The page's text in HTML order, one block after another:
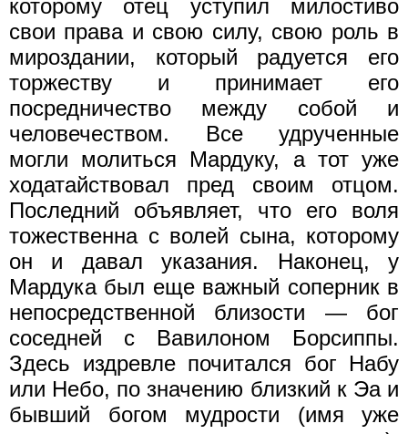
которому отец уступил милостиво
свои права и свою силу, свою роль в
мироздании, который радуется его
торжеству и принимает его
посредничество между собой и
человечеством. Все удрученные
могли молиться Мардуку, а тот уже
ходатайствовал пред своим отцом.
Последний объявляет, что его воля
тожественна с волей сына, которому
он и давал указания. Наконец, у
Мардука был еще важный соперник в
непосредственной близости — бог
соседней с Вавилоном Борсиппы.
Здесь издревле почитался бог Набу
или Hебо, по значению близкий к Эа и
бывший богом мудрости (имя уже